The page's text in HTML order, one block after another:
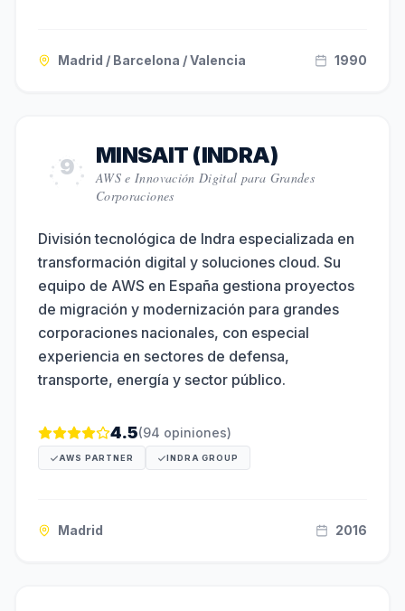
Madrid / Barcelona / Valencia 1990
9 MINSAIT (INDRA)
AWS e Innovación Digital para Grandes
Corporaciones
División tecnológica de Indra especializada en
transformación digital y soluciones cloud. Su
equipo de AWS en España gestiona proyectos
de migración y modernización para grandes
corporaciones nacionales, con especial
experiencia en sectores de defensa,
transporte, energía y sector público.
4.5(94 opiniones)
AWS PARTNER INDRA GROUP
Madrid 2016